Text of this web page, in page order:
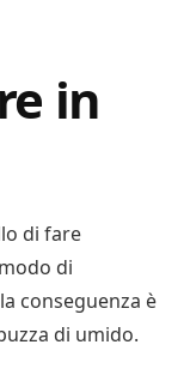
in
di fare
di
conseguenza è
di umido.